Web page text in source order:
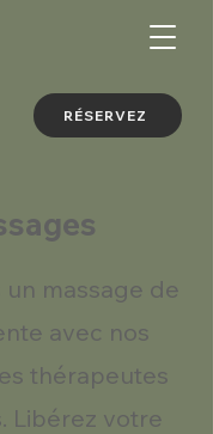
RÉSERVEZ
massage de
avec nos
thérapeutes
Libérez votre